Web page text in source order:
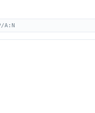
A:N